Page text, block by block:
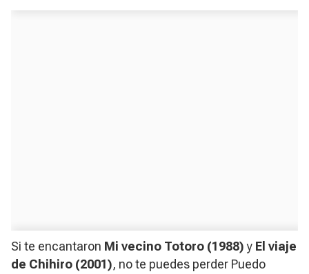
Si te encantaron Mi vecino Totoro (1988)y El viaje
de Chihiro (2001), no te puedes perder Puedo